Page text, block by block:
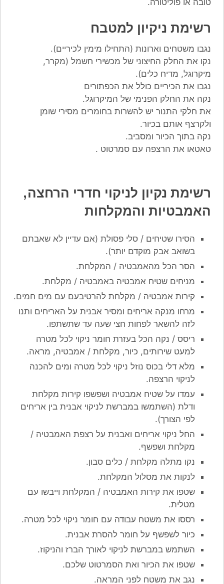
טובה או פוליטורה.
רשימת ניקיון למטבח
נגבו משטחים וארונות (התחילו מימין לכיריים).
נקו את החלק החיצוני של מכשירי חשמל (מקרר,
מיקרוגל, מדיח כלים).
נגבו את הכיריים כולל את הכפתורים
נקה את החלק הפנימי של המיקרוגל.
את חלקי התנור יש להשרות בחומרים מסירי שומן
ולקרצף אותם בכיור.
נקה בתוך הכיור ומסביב.
טאטאו את הרצפה עם סמרטוט .
רשימת נקיון לניקוי חדרי הרחצה,
האמבטיות והמקלחות
הסירו שטיחים / סלי פסולת (אם עדיין לא שאבתם
בשואב אבק מוקדם יותר).
הסר הכל מהאמבטיה / המקלחת.
מניחים שטיח אמבטיה באמבטיה / מקלחת.
קירות אמבטיה / מקלחת להרטיבעם עם מים חמים.
מרחו מנקה אריחים ומסיר אבנית על האריחים ותנו
לזה להשאר לפחות חצי שעה עד שתשתפו.
ריסס / נקה הכל בעזרת חומר ניקוי לכל מטרה
למעט שירותים, כיור, מקלחת / אמבטיה, מראה.
מלא דלי בכוס נוזל ניקוי לכל מטרה ומים להכנה
לניקוי הרצפה.
עמדו על שטיח אמבטיה ושפשפו קירות מקלחת
ודלת (השתמשו במברשת לניקוי אבנית בין אריחים
לפי הצורך).
החל ניקוי אריחים ואבנית על רצפת האמבטיה /
מקלחת ושפשף.
נקו מתלה מקלחת / כלים סבון.
לנקות את מסלול המקלחת.
שטפו את קירות האמבטיה / המקלחת וייבשו עם
מטלית.
רססו את משטח עבודה עם חומר ניקוי לכל מטרה.
כיור לשפשף על חומר להסרת אבנית.
השתמש במברשת לניקוי לאורך הברז והניקוז.
שטפו את הכיור ואת הסמרטוט שלכם.
נגב את משטח לפני המראה.